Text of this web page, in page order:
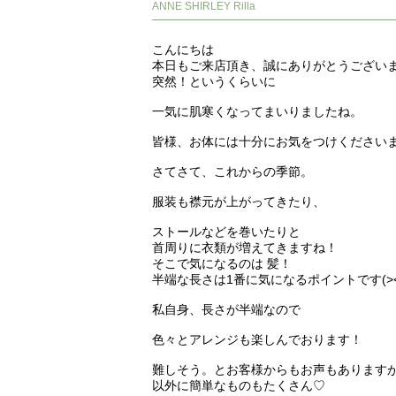
ANNE SHIRLEY Rilla
こんにちは
本日もご来店頂き、誠にありがとうございま
突然！というくらいに
一気に肌寒くなってまいりましたね。
皆様、お体には十分にお気をつけくださいま
さてさて、これからの季節。
服装も襟元が上がってきたり、
ストールなどを巻いたりと
首周りに衣類が増えてきますね！
そこで気になるのは 髪！
半端な長さは1番に気になるポイントです
私自身、長さが半端なので
色々とアレンジも楽しんでおります！
難しそう。とお客様からもお声もあります
以外に簡単なものもたくさん♡